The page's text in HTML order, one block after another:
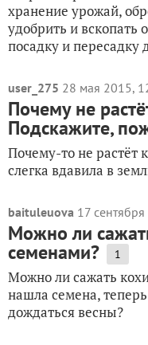
хранение урожай,
удобрить и вскопать
посадку и пересадку
user_275 28 мая 2015,
Почему не
Подскажите,
Почему-то не растёт
слегка вдавила в
baituleuova 17
Можно ли
семенами? 1
Можно ли сажать
нашла семена,
дождаться весны?